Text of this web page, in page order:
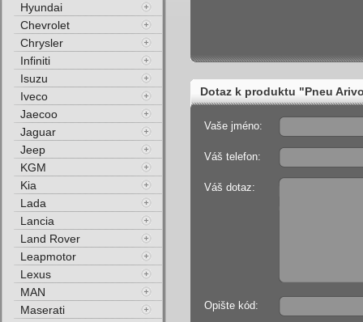
Dotaz k produktu "Pneu Arivo
Vaše jméno:
Váš telefon:
Váš dotaz:
Opište kód:
Hyundai
Chevrolet
Chrysler
Infiniti
Isuzu
Iveco
Jaecoo
Jaguar
Jeep
KGM
Kia
Lada
Lancia
Land Rover
Leapmotor
Lexus
MAN
Maserati